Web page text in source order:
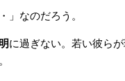
」なのだろう。
に過ぎない。若い彼ら